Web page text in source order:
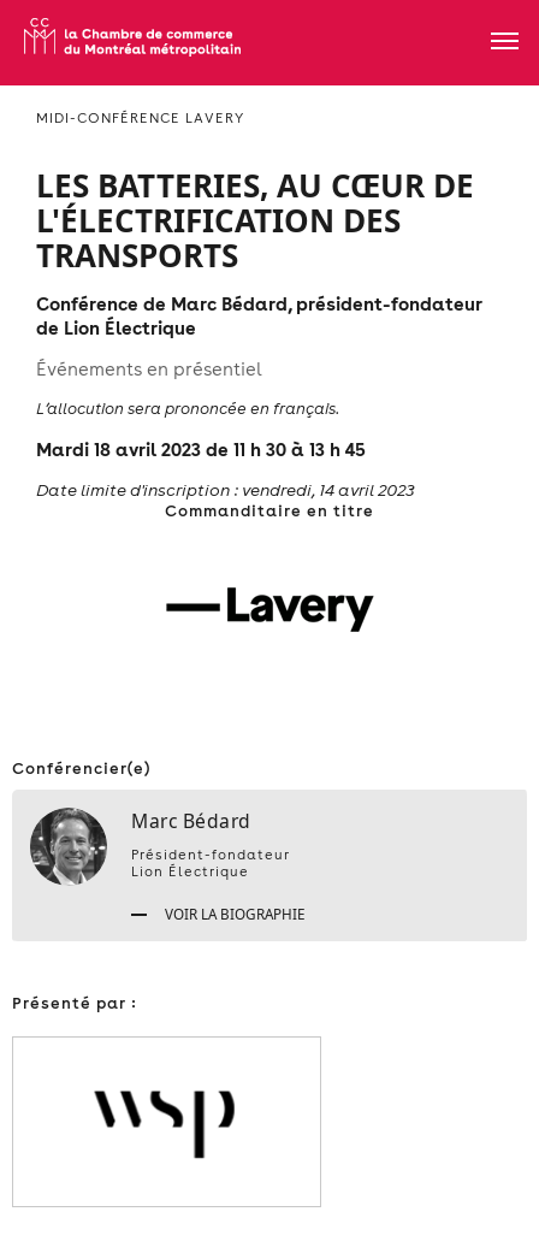
MIDI-CONFÉRENCE LAVERY
LES BATTERIES, AU CŒUR DE
L'ÉLECTRIFICATION DES
TRANSPORTS
Conférence de Marc Bédard, président-fondateur
de Lion Électrique
Événements en présentiel
L’allocution sera prononcée en français.
Mardi 18 avril 2023 de 11 h 30 à 13 h 45
Date limite d'inscription : ​​vendredi, 14 avril 2023​
Commanditaire en titre
Conférencier(e)
Marc Bédard
Président-fondateur
Lion Électrique
VOIR LA BIOGRAPHIE
Présenté par :